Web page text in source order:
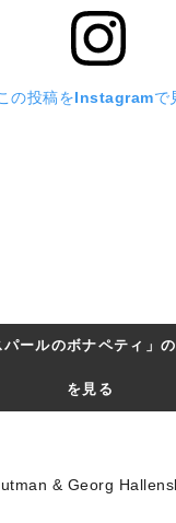
の投稿をInstagramで
パールのボナペティ」
を見る
& Georg